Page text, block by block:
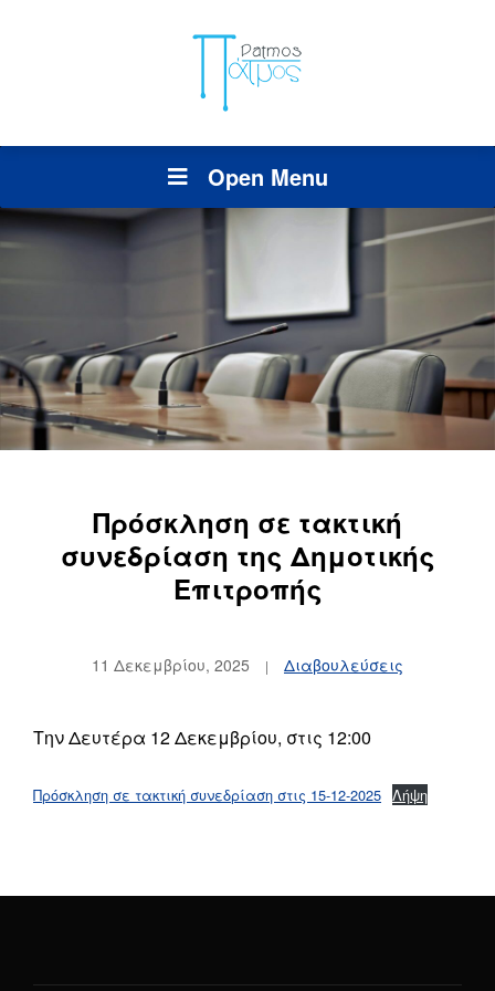
Open Menu
Πρόσκληση σε τακτική
συνεδρίαση της Δημοτικής
Επιτροπής
11 Δεκεμβρίου, 2025 Διαβουλεύσεις
Την Δευτέρα 12 Δεκεμβρίου, στις 12:00
Πρόσκληση σε τακτική συνεδρίαση στις 15-12-2025 Λήψη